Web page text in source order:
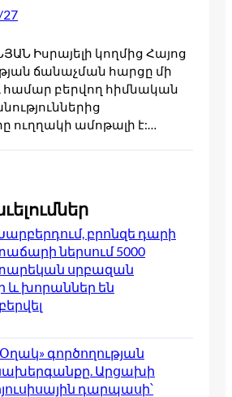
27
Իսրայելի կողմից Հայոց
ճանաչման հարցը մի
համար բերվող հիմնական
ուղղակի ամոթալի է:…
բրոնզե դարի
ներսում 5000
սրբազան
և խորաններ են
գործողության
Արցախի
դարպասի՝